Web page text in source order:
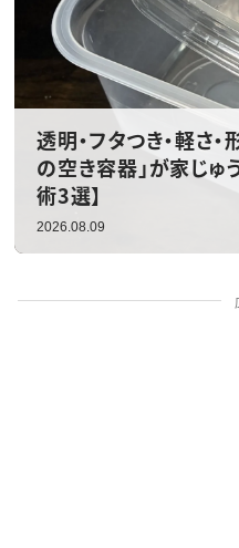
透明・フタつき・軽さ
の空き容器」が家じゅ
術3選】
2026.08.09